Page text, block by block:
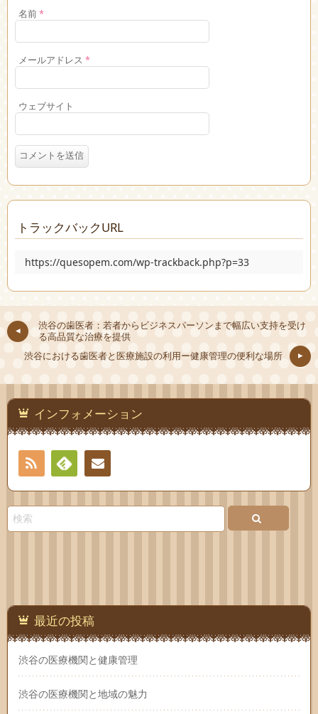
名前*
メールアドレス *
ウェブサイト
トラックバックURL
https://quesopem.com/wp-trackback.php?p=33
渋谷の歯医者：若者からビジネスパーソンまで幅広い支持を受け
る高品質な治療を提供
渋谷における歯医者と医療施設の利用ー健康管理の便利な場所
インフォメーション
RSS
Feedlyお問
最近の投稿
渋谷の医療機関と健康管理
渋谷の医療機関と地域の魅力